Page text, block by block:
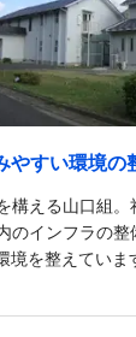
やすい環境の
構える山口組。
のインフラの
を整えていま